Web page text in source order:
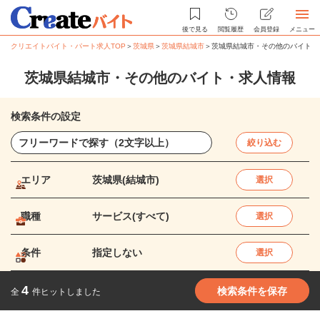
後で見る 閲覧履歴 会員登録 メニュー
クリエイトバイト・パート求人TOP ＞茨城県＞茨城県結城市＞茨城県結城市・その他のバイト
茨城県結城市・その他のバイト・求人情報
検索条件の設定
絞り込む
エリア 茨城県(結城市) 選択
職種 サービス(すべて) 選択
条件 指定しない 選択
全 4 件ヒットしました 検索条件を保存